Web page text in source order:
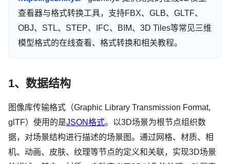
查看器与格式转换工具，支持FBX、GLB、GLTF、
OBJ、STL、STEP、IFC、BIM、3D Tiles等常见三维
模型格式的在线查看、格式转换和相关教程。
1、数据结构
图像库传输格式（Graphic Library Transmission Format,
glTF）使用的是JSON格式。以3D场景为根节点组织数
据，对场景结构进行描述的场景图。通过网格、材质、相
机、动画、皮肤、纹理等节点的定义和关联，实现3D场景